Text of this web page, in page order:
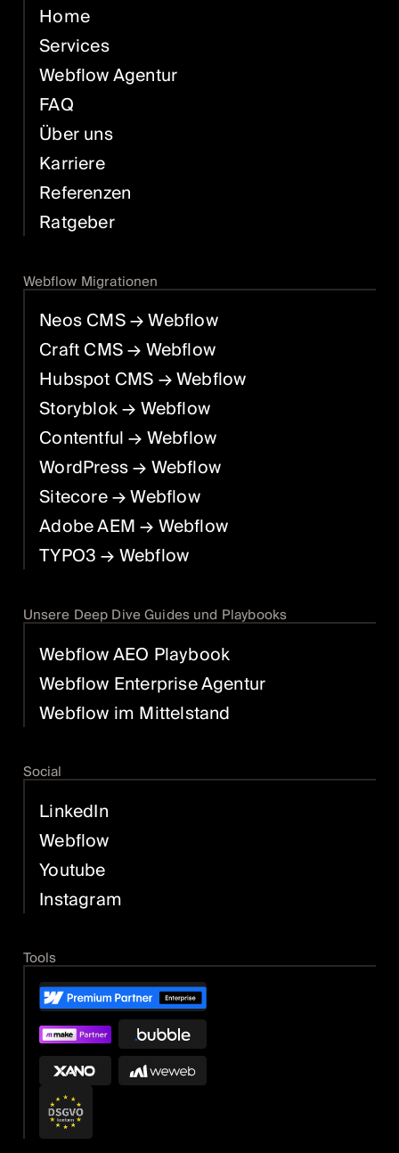
Home
Services
Webflow Agentur
FAQ
Über uns
Karriere
Referenzen
Ratgeber
Webflow Migrationen
Neos CMS→ Webflow
Craft CMS→ Webflow
Hubspot CMS→ Webflow
Storyblok→ Webflow
Contentful→ Webflow
WordPress→ Webflow
Sitecore→ Webflow
Adobe AEM→ Webflow
TYPO3→ Webflow
Unsere Deep Dive Guides und Playbooks
Webflow AEO Playbook
Webflow Enterprise Agentur
Webflow im Mittelstand
Social
LinkedIn
Webflow
Youtube
Instagram
Tools